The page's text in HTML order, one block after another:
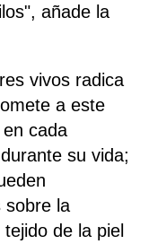
añade la
vivos radica
a este
cada
su vida;
sobre la
de la piel